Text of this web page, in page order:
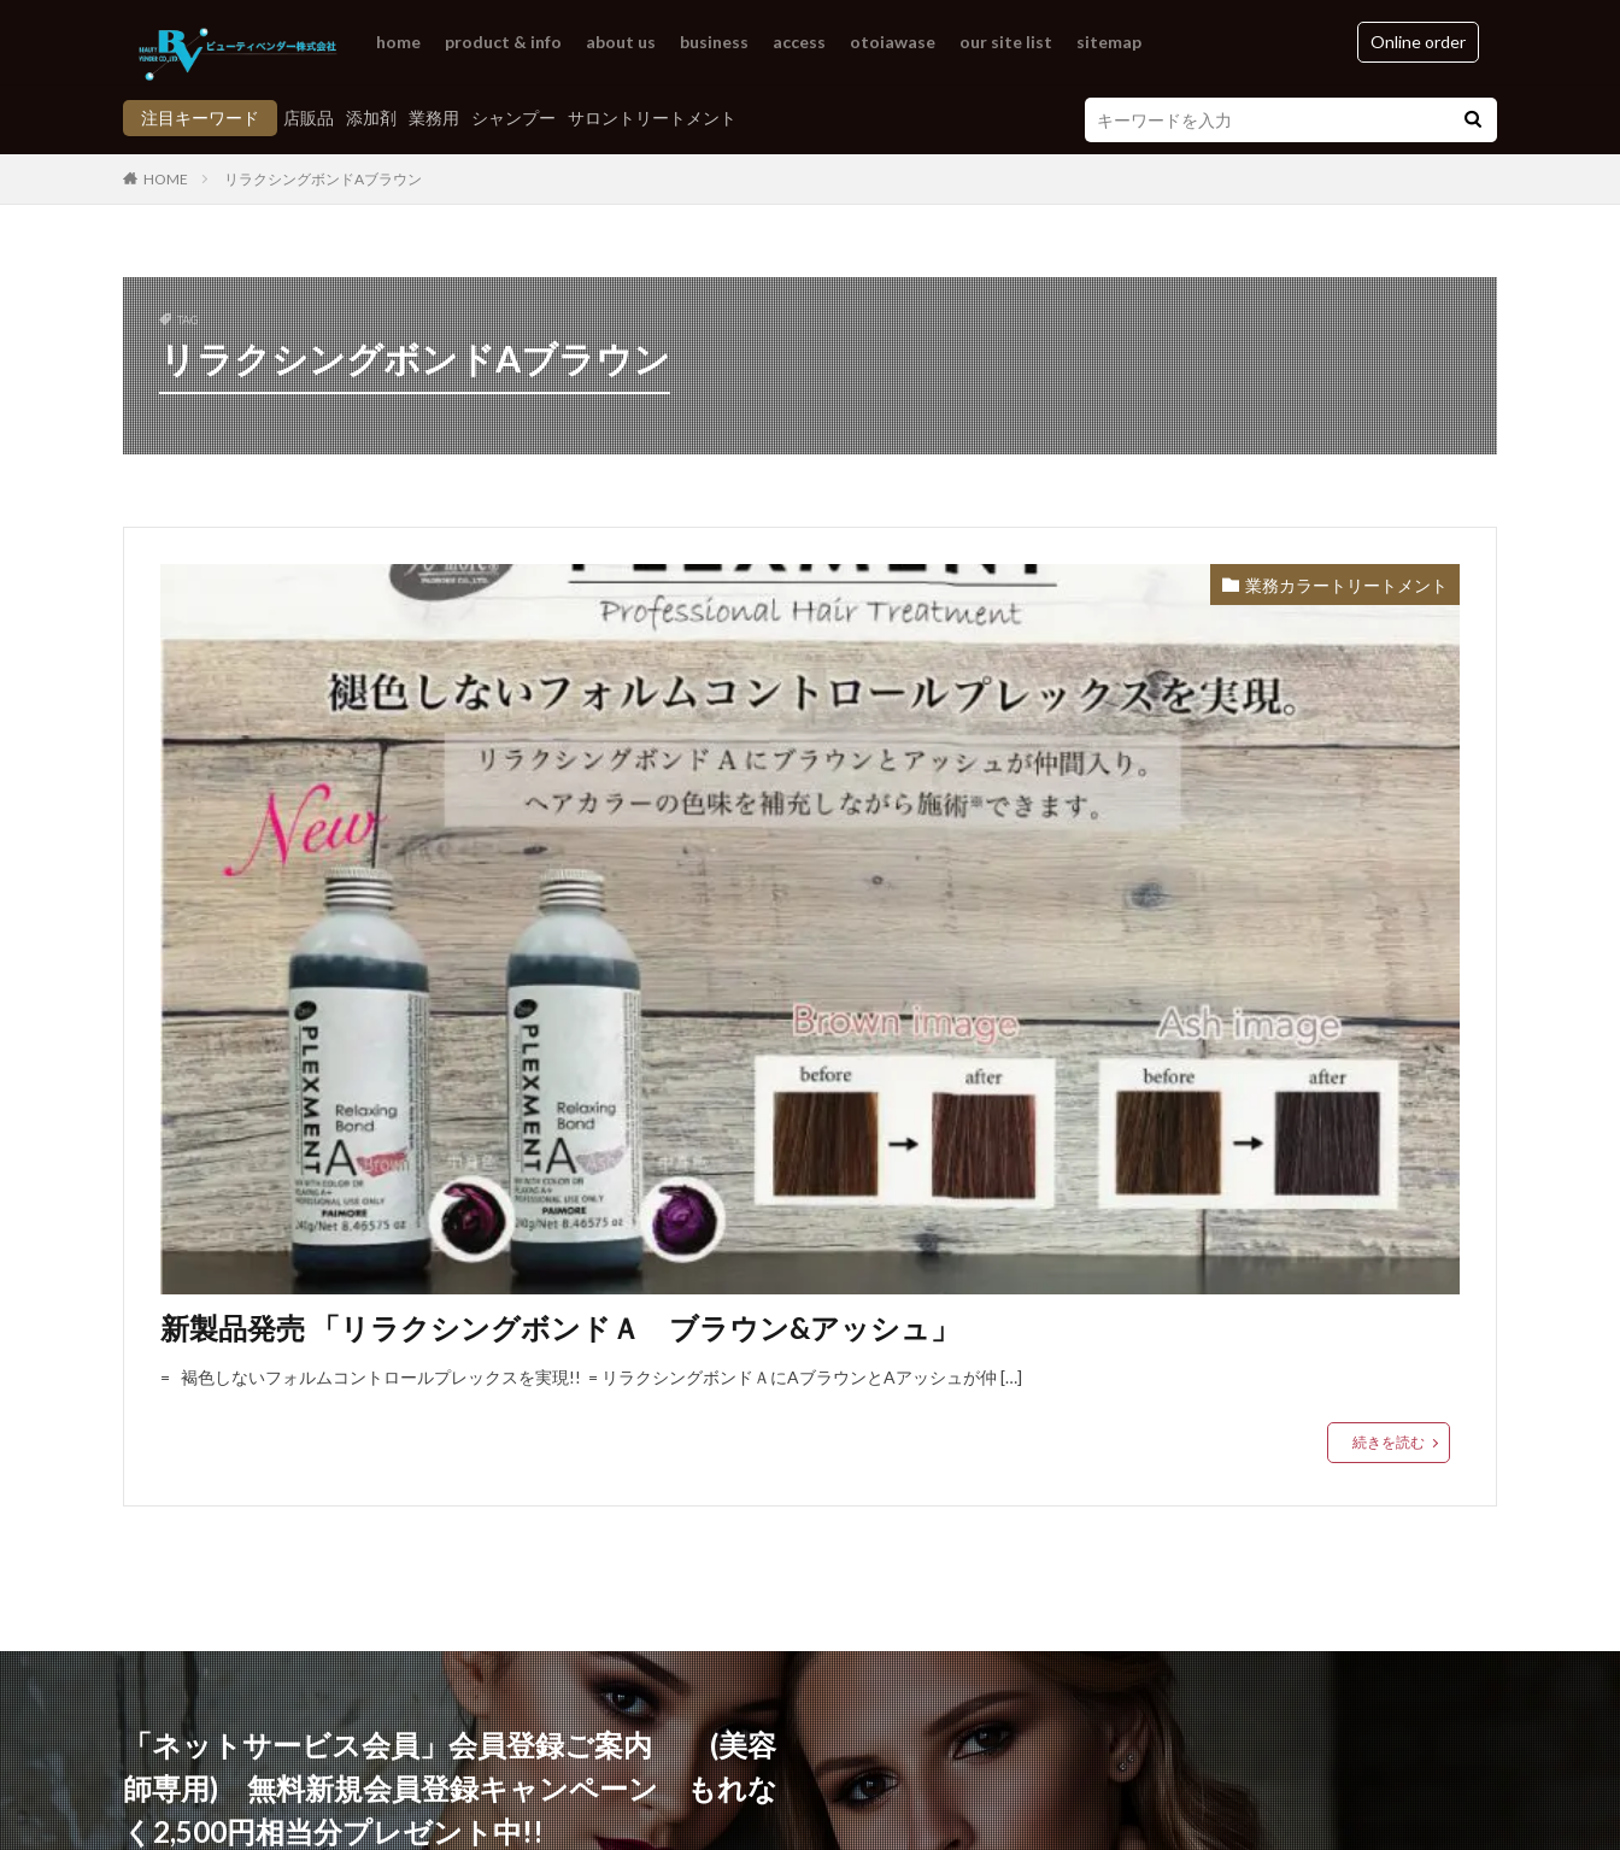
home product & info about us business access otoiawase our site list sitemap Online order
注目キーワード 店販品 添加剤 業務用 シャンプー サロントリートメント
HOME リラクシングボンドAブラウン
TAG
リラクシングボンドAブラウン
業務カラートリートメント
新製品発売 「リラクシングボンドＡ ブラウン&アッシュ」
= 褐色しないフォルムコントロールプレックスを実現!! = リラクシングボンドＡにAブラウンとAアッシュが仲 […]
続きを読む
「ネットサービス会員」会員登録ご案内 (美容
師専用) 無料新規会員登録キャンペーン もれな
く2,500円相当分プレゼント中!!